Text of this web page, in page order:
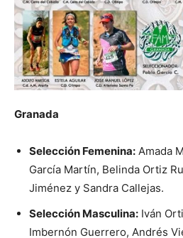
Granada
Selección Femenina: Amada
García Martín, Belinda Ortiz
Jiménez y Sandra Callejas.
Selección Masculina: Iván
Imbernón Guerrero, Andrés